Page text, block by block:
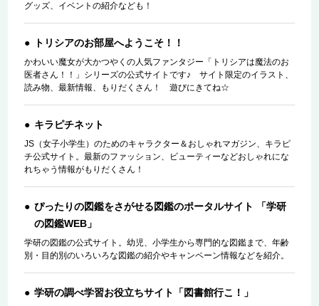
グッズ、イベントの紹介なども！
トリシアのお部屋へようこそ！！
かわいい魔女が大かつやくの人気ファンタジー「トリシアは魔法のお
医者さん！！」シリーズの公式サイトです♪ サイト限定のイラスト、
読み物、最新情報、もりだくさん！ 遊びにきてね☆
キラピチネット
JS（女子小学生）のためのキャラクター＆おしゃれマガジン、キラピ
チ公式サイト。最新のファッション、ビューティーなどおしゃれにな
れちゃう情報がもりだくさん！
ぴったりの図鑑をさがせる図鑑のポータルサイト 「学研
の図鑑WEB」
学研の図鑑の公式サイト。幼児、小学生から専門的な図鑑まで、年齢
別・目的別のいろいろな図鑑の紹介やキャンペーン情報などを紹介。
学研の調べ学習お役立ちサイト「図書館行こ！」